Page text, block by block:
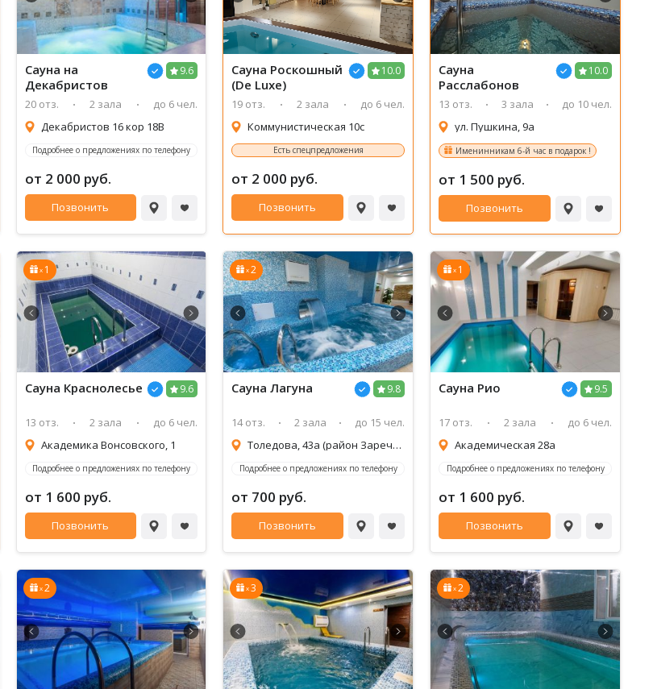
бесплатно!
9.6
Сауна на
Декабристов
20 отз. 2 зала
до 6 чел.
Декабристов 16 кор 18В
Подробнее о предложениях по телефону
от 2 000 руб.
Позвонить
1/6
2/6
3/6
4/6
5/6
6/6
10.0
Сауна Роскошный
(De Luxe)
19 отз. 2 зала
до 6 чел.
Коммунистическая 10с
Есть спецпредложения
от 2 000 руб.
Позвонить
10.0
Сауна
Расслабонов
13 отз. 3 зала
до 10 чел.
ул. Пушкина, 9а
Именинникам 6-й час в подарок !
от 1 500 руб.
Позвонить
с 09-00 до 17-00 стоимость 1800 руб/час
x 1
9.6
Сауна Краснолесье
13 отз. 2 зала
до 6 чел.
Академика Вонсовского, 1
Подробнее о предложениях по телефону
от 1 600 руб.
Позвонить
x 2
9.8
Сауна Лагуна
14 отз. 2 зала
до 15 чел.
Толедова, 43а (район Заречный)
Подробнее о предложениях по телефону
от 700 руб.
Позвонить
x 1
9.5
Сауна Рио
17 отз. 2 зала
до 6 чел.
Академическая 28а
Подробнее о предложениях по телефону
от 1 600 руб.
Позвонить
x 2 x 3 x2